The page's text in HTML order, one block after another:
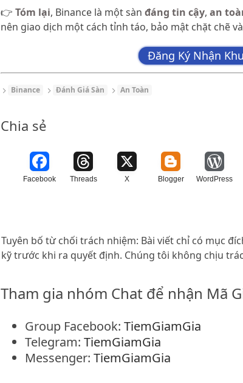
👉 Tóm lại, Binance là một sàn đáng tin cậy, an
nên giao dịch một cách tỉnh táo, bảo mật chặt chẽ
Đăng Ký Nhận
Binance Đánh Giá Sàn An Toàn
Chia sẻ
Facebook Threads X Blogger WordPress
Tuyên bố từ chối trách nhiệm: Bài viết chỉ có mục
kỹ trước khi ra quyết định. Chúng tôi không chịu
Tham gia nhóm Chat để nhận Mã
Group Facebook: TiemGiamGia
Telegram: TiemGiamGia
Messenger: TiemGiamGia